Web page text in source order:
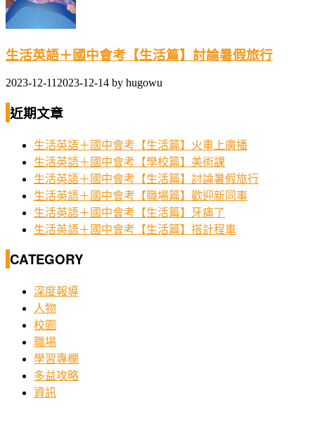
生活英語＋國中會考【生活篇】討論暑假旅行
2023-12-11 2023-12-14 by hugowu
近期文章
生活英語＋國中會考【生活篇】火車上廣播
生活英語＋國中會考【學校篇】美術課
生活英語＋國中會考【生活篇】討論暑假旅行
生活英語＋國中會考【職場篇】歡迎新同事
生活英語＋國中會考【生活篇】牙痛了
生活英語＋國中會考【生活篇】搭計程車
CATEGORY
深度報導
人物
校園
職場
學習專欄
多益攻略
資訊